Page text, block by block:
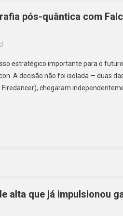
3,25
pós-quântica com
estratégico importante para o
A decisão não foi isolada — duas
chegaram
alta que já impulsionou